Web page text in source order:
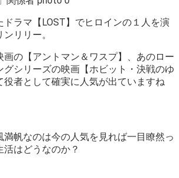
ドラマ【LOST】でヒロインの１人を演
リリー。
画の【アントマン＆ワスプ】、あのロー
グシリーズの映画【ホビット・決戦のゆ
役者として確実に人気が出ていますね
満帆なのは今の人気を見れば一目瞭然っ
はどうなのか？